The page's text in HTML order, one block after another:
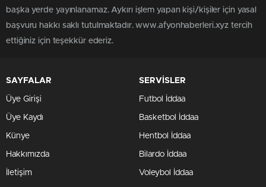
başka yerde yayınlanamaz. Aykırı işlem yapan kişi/kişiler için yasal
başvuru hakkı saklı tutulmaktadır. www.afyonhaberleri.xyz tercih
ettiğiniz için teşekkür ederiz.
SAYFALAR
Üye Girişi
Üye Kaydı
Künye
Hakkımızda
İletişim
SERVİSLER
Futbol İddaa
Basketbol İddaa
Hentbol İddaa
Bilardo İddaa
Voleybol İddaa